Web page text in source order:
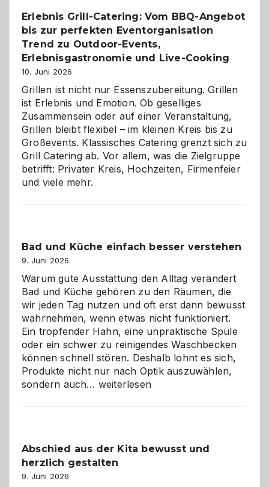
Erlebnis Grill-Catering: Vom BBQ-Angebot
bis zur perfekten Eventorganisation
Trend zu Outdoor-Events,
Erlebnisgastronomie und Live-Cooking
10. Juni 2026
Grillen ist nicht nur Essenszubereitung. Grillen
ist Erlebnis und Emotion. Ob geselliges
Zusammensein oder auf einer Veranstaltung,
Grillen bleibt flexibel – im kleinen Kreis bis zu
Großevents. Klassisches Catering grenzt sich zu
Grill Catering ab. Vor allem, was die Zielgruppe
betrifft: Privater Kreis, Hochzeiten, Firmenfeier
und viele mehr.
Bad und Küche einfach besser verstehen
9. Juni 2026
Warum gute Ausstattung den Alltag verändert
Bad und Küche gehören zu den Räumen, die
wir jeden Tag nutzen und oft erst dann bewusst
wahrnehmen, wenn etwas nicht funktioniert.
Ein tropfender Hahn, eine unpraktische Spüle
oder ein schwer zu reinigendes Waschbecken
können schnell stören. Deshalb lohnt es sich,
Produkte nicht nur nach Optik auszuwählen,
sondern auch… Bad
verstehen
weiterlesen
Abschied aus der Kita bewusst und
herzlich gestalten
9. Juni 2026